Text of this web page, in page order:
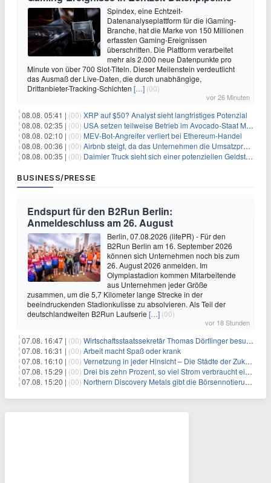
Spindex, eine Echtzeit-
Datenanalyseplattform für die iGaming-
Branche, hat die Marke von 150 Millionen
erfassten Gaming-Ereignissen
überschritten. Die Plattform verarbeitet
mehr als 2.000 neue Datenpunkte pro
Minute von über 700 Slot-Titeln. Dieser Meilenstein verdeutlicht
das Ausmaß der Live-Daten, die durch unabhängige,
Drittanbieter-Tracking-Schichten […] (00)
vor 26 Minuten
08.08. 05:41 | (00) XRP auf $50? Analyst sieht langfristiges Potenzial
08.08. 02:35 | (00) USA setzen teilweise Betrieb im Avocado-Staat Michoacán in Mexiko wieder in Gang
08.08. 02:10 | (00) MEV-Bot-Angreifer verliert bei Ethereum-Handel
08.08. 00:36 | (00) Airbnb steigt, da das Unternehmen die Umsatzprognose anhebt und starkes Wachstum signalisiert
08.08. 00:35 | (00) Daimler Truck sieht sich einer potenziellen Geldstrafe von 1 Milliarde Euro aufgrund von EU-Emissionsvorschriften gegenüber
BUSINESS/PRESSE
Endspurt für den B2Run Berlin:
Anmeldeschluss am 26. August
Berlin, 07.08.2026 (lifePR) - Für den
B2Run Berlin am 16. September 2026
können sich Unternehmen noch bis zum
26. August 2026 anmelden. Im
Olympiastadion kommen Mitarbeitende
aus Unternehmen jeder Größe
zusammen, um die 5,7 Kilometer lange Strecke in der
beeindruckenden Stadionkulisse zu absolvieren. Als Teil der
deutschlandweiten B2Run Laufserie […] (00)
vor 18 Stunden
07.08. 16:47 | (00) Wirtschaftsstaatssekretär Thomas Dörflinger besucht Handwerksbetrieb im Kammerbezirk Freiburg
07.08. 16:31 | (00) Arbeit macht Spaß oder krank
07.08. 16:10 | (00) Vernetzung in jeder Hinsicht – Die Städte der Zukunft sind grün-blau
07.08. 15:29 | (00) Drei bis zehn Prozent, so viel Strom verbraucht ein Aufzug im Gebäude
07.08. 15:20 | (00) Northern Discovery Metals gibt die Börsennotierung an der Frankfurter Wertpapierbörse bekannt